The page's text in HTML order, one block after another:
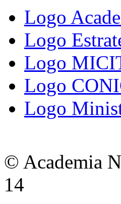
Logo
Logo
Logo
Logo
Logo
© Academia
14